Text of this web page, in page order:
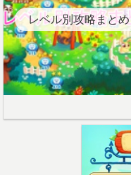
レベル別攻略まとめ